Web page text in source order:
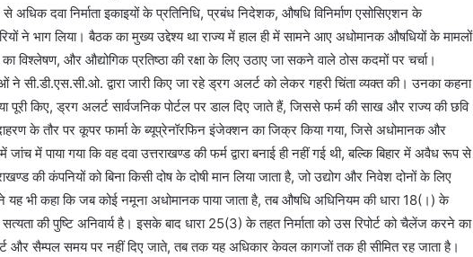
दवा निर्माता इकाइयों के प्रतिनिधि, प्रबंध निदेशक, औषधि विनिर्माण एसोसिएशन के
ने भाग लिया। बैठक का मुख्य उद्देश्य था राज्य में हाल ही में सामने आए अधोमानक औषधियों के मामलों
का विश्लेषण, और औद्योगिक प्रतिष्ठा की रक्षा के लिए उठाए जा सकने वाले ठोस कदमों पर चर्चा।
ने सी.डी.एस.सी.ओ. द्वारा जारी किए जा रहे ड्रग अलर्ट को लेकर गहरी चिंता व्यक्त की। उनका कहना
पूरी किए, ड्रग अलर्ट सार्वजनिक पोर्टल पर डाल दिए जाते हैं, जिससे फर्म की साख और राज्य की छवि
के तौर पर कूपर फार्मा के ब्यूप्रेनॉरफिन इंजेक्शन का जिक्र किया गया, जिसे अधोमानक और
जांच में पाया गया कि वह दवा उत्तराखण्ड की फर्म द्वारा बनाई ही नहीं गई थी, बल्कि बिहार में अवैध रूप से
की कंपनियों को बिना किसी दोष के दोषी मान लिया जाता है, जो उद्योग और निवेश दोनों के लिए
भी कहा कि जब कोई नमूना अधोमानक पाया जाता है, तब औषधि अधिनियम की धारा 18(।) के
की पुष्टि अनिवार्य है। इसके बाद धारा 25(3) के तहत निर्माता को उस रिपोर्ट को चैलेंज करने का
और सैम्पल समय पर नहीं दिए जाते, तब तक यह अधिकार केवल कागजों तक ही सीमित रह जाता है।